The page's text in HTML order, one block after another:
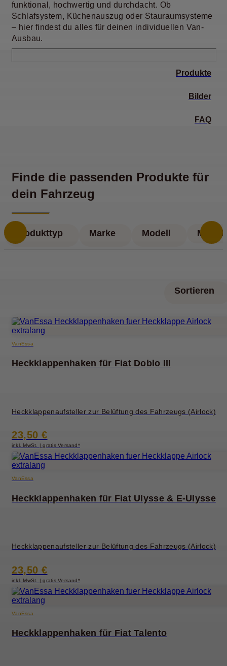
funktional, hochwertig und durchdacht. Ob
Schlafsystem, Küchenauszug oder Stauraumsysteme
– hier findest du alles für deinen individuellen Van-
Ausbau.
Produkte
Bilder
FAQ
Finde die passenden Produkte für
dein Fahrzeug
Produkttyp Marke Modell Modell
Sortieren
VanEssa
Heckklappenhaken für Fiat Doblo III
Heckklappenaufsteller zur Belüftung des Fahrzeugs (Airlock)
23,50 €
inkl. MwSt. | gratis Versand*
VanEssa
Heckklappenhaken für Fiat Ulysse & E-Ulysse
Heckklappenaufsteller zur Belüftung des Fahrzeugs (Airlock)
23,50 €
inkl. MwSt. | gratis Versand*
VanEssa
Heckklappenhaken für Fiat Talento